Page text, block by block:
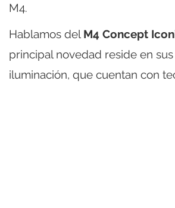
M4.
Hablamos del M4 Concept
principal novedad reside en
iluminación, que cuentan con